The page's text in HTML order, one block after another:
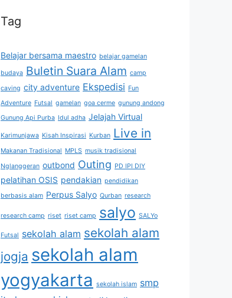
Tag
Belajar bersama maestro belajar gamelan
budaya Buletin Suara Alam camp
caving city adventure Ekspedisi Fun
Adventure Futsal gamelan goa cerme gunung andong
Gunung Api Purba Idul adha Jelajah Virtual
Karimunjawa Kisah Inspirasi Kurban Live in
Makanan Tradisional MPLS musik tradisional
Nglanggeran outbond Outing PD IPI DIY
pelatihan OSIS pendakian pendidikan
berbasis alam Perpus Salyo Qurban research
research camp riset riset camp salyo SALYo
Futsal sekolah alam sekolah alam
jogja sekolah alam
yogyakarta sekolah islam smp